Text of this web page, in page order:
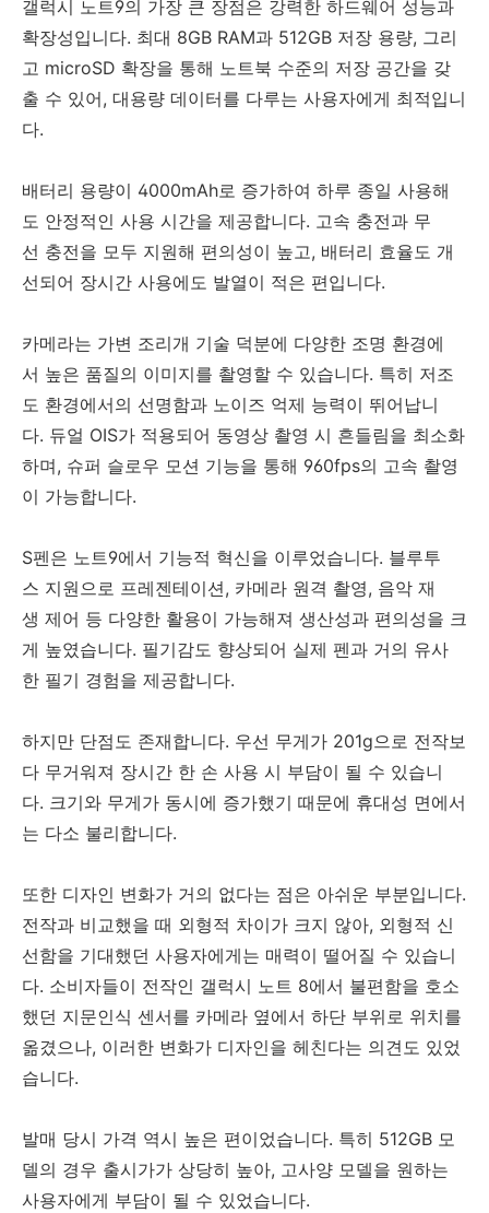
갤럭시 노트9의 가장 큰 장점은 강력한 하드웨어 성능과
확장성입니다. 최대 8GB RAM과 512GB 저장 용량, 그리
고 microSD 확장을 통해 노트북 수준의 저장 공간을 갖
출 수 있어, 대용량 데이터를 다루는 사용자에게 최적입니
다.
배터리 용량이 4000mAh로 증가하여 하루 종일 사용해
도 안정적인 사용 시간을 제공합니다. 고속 충전과 무
선 충전을 모두 지원해 편의성이 높고, 배터리 효율도 개
선되어 장시간 사용에도 발열이 적은 편입니다.
카메라는 가변 조리개 기술 덕분에 다양한 조명 환경에
서 높은 품질의 이미지를 촬영할 수 있습니다. 특히 저조
도 환경에서의 선명함과 노이즈 억제 능력이 뛰어납니
다. 듀얼 OIS가 적용되어 동영상 촬영 시 흔들림을 최소화
하며, 슈퍼 슬로우 모션 기능을 통해 960fps의 고속 촬영
이 가능합니다.
S펜은 노트9에서 기능적 혁신을 이루었습니다. 블루투
스 지원으로 프레젠테이션, 카메라 원격 촬영, 음악 재
생 제어 등 다양한 활용이 가능해져 생산성과 편의성을 크
게 높였습니다. 필기감도 향상되어 실제 펜과 거의 유사
한 필기 경험을 제공합니다.
하지만 단점도 존재합니다. 우선 무게가 201g으로 전작보
다 무거워져 장시간 한 손 사용 시 부담이 될 수 있습니
다. 크기와 무게가 동시에 증가했기 때문에 휴대성 면에서
는 다소 불리합니다.
또한 디자인 변화가 거의 없다는 점은 아쉬운 부분입니다.
전작과 비교했을 때 외형적 차이가 크지 않아, 외형적 신
선함을 기대했던 사용자에게는 매력이 떨어질 수 있습니
다. 소비자들이 전작인 갤럭시 노트 8에서 불편함을 호소
했던 지문인식 센서를 카메라 옆에서 하단 부위로 위치를
옮겼으나, 이러한 변화가 디자인을 헤친다는 의견도 있었
습니다.
발매 당시 가격 역시 높은 편이었습니다. 특히 512GB 모
델의 경우 출시가가 상당히 높아, 고사양 모델을 원하는
사용자에게 부담이 될 수 있었습니다.